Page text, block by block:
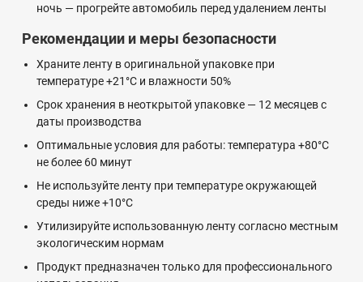
ночь — прогрейте автомобиль перед удалением ленты
Рекомендации и меры безопасности
Храните ленту в оригинальной упаковке при
температуре +21°C и влажности 50%
Срок хранения в неоткрытой упаковке — 12 месяцев с
даты производства
Оптимальные условия для работы: температура +80°C
не более 60 минут
Не используйте ленту при температуре окружающей
среды ниже +10°C
Утилизируйте использованную ленту согласно местным
экологическим нормам
Продукт предназначен только для профессионального